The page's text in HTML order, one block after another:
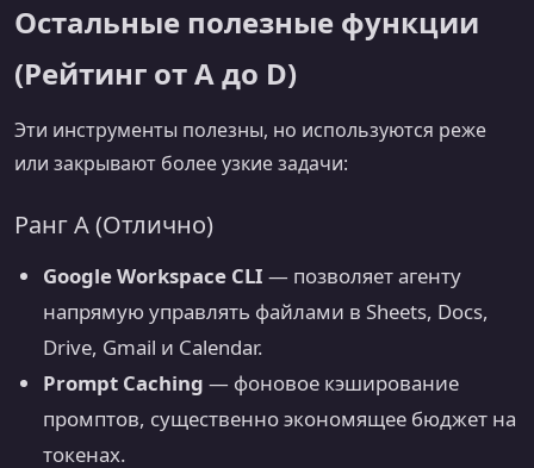
Остальные полезные функции
(Рейтинг от A до D)
Эти инструменты полезны, но используются реже
или закрывают более узкие задачи:
Ранг A (Отлично)
Google Workspace CLI — позволяет агенту
напрямую управлять файлами в Sheets, Docs,
Drive, Gmail и Calendar.
Prompt Caching — фоновое кэширование
промптов, существенно экономящее бюджет на
токенах.